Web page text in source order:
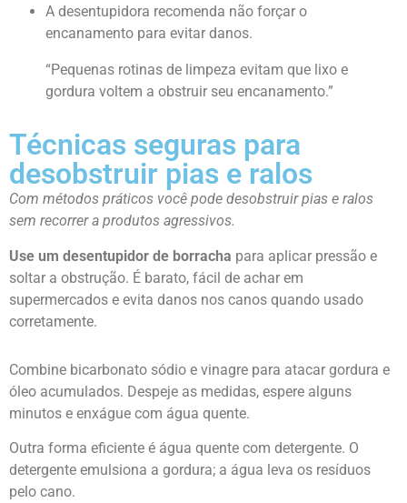
A desentupidora recomenda não forçar o
encanamento para evitar danos.
“Pequenas rotinas de limpeza evitam que lixo e
gordura voltem a obstruir seu encanamento.”
Técnicas seguras para
desobstruir pias e ralos
Com métodos práticos você pode desobstruir pias e ralos
sem recorrer a produtos agressivos.
Use um desentupidor de borracha para aplicar pressão e
soltar a obstrução. É barato, fácil de achar em
supermercados e evita danos nos canos quando usado
corretamente.
Combine bicarbonato sódio e vinagre para atacar gordura e
óleo acumulados. Despeje as medidas, espere alguns
minutos e enxágue com água quente.
Outra forma eficiente é água quente com detergente. O
detergente emulsiona a gordura; a água leva os resíduos
pelo cano.